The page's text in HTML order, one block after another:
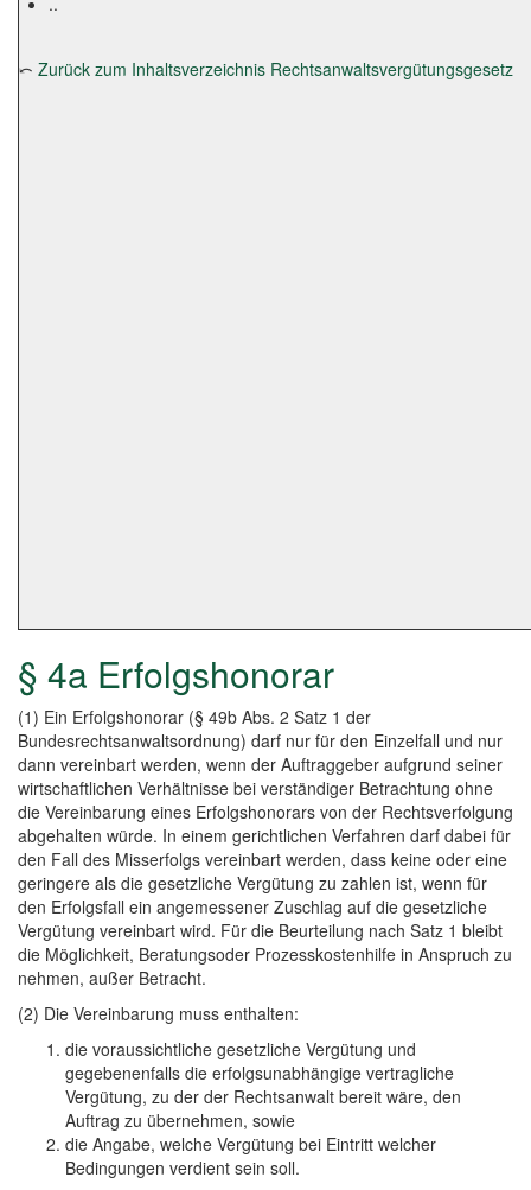
⤺ Zurück zum Inhaltsverzeichnis Rechtsanwaltsvergütungsgesetz
§ 4a Erfolgshonorar
(1) Ein Erfolgshonorar (§ 49b Abs. 2 Satz 1 der
Bundesrechtsanwaltsordnung) darf nur für den Einzelfall und nur
dann vereinbart werden, wenn der Auftraggeber aufgrund seiner
wirtschaftlichen Verhältnisse bei verständiger Betrachtung ohne
die Vereinbarung eines Erfolgshonorars von der Rechtsverfolgung
abgehalten würde. In einem gerichtlichen Verfahren darf dabei für
den Fall des Misserfolgs vereinbart werden, dass keine oder eine
geringere als die gesetzliche Vergütung zu zahlen ist, wenn für
den Erfolgsfall ein angemessener Zuschlag auf die gesetzliche
Vergütung vereinbart wird. Für die Beurteilung nach Satz 1 bleibt
die Möglichkeit, Beratungsoder Prozesskostenhilfe in Anspruch zu
nehmen, außer Betracht.
(2) Die Vereinbarung muss enthalten:
die voraussichtliche gesetzliche Vergütung und
gegebenenfalls die erfolgsunabhängige vertragliche
Vergütung, zu der der Rechtsanwalt bereit wäre, den
Auftrag zu übernehmen, sowie
die Angabe, welche Vergütung bei Eintritt welcher
Bedingungen verdient sein soll.